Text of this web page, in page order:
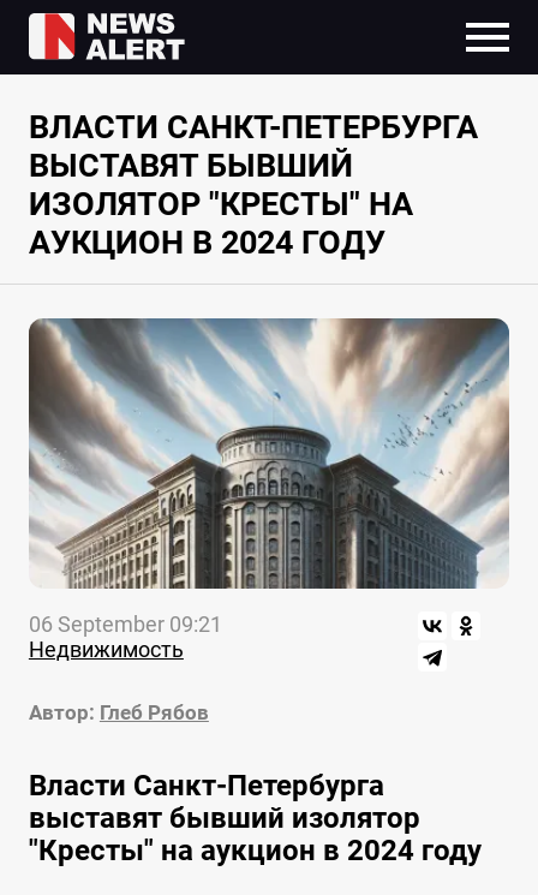
ВЛАСТИ САНКТ-ПЕТЕРБУРГА
ВЫСТАВЯТ БЫВШИЙ
ИЗОЛЯТОР "КРЕСТЫ" НА
АУКЦИОН В 2024 ГОДУ
06 September 09:21
Недвижимость
Автор: Глеб Рябов
Власти Санкт-Петербурга
выставят бывший изолятор
"Кресты" на аукцион в 2024 году